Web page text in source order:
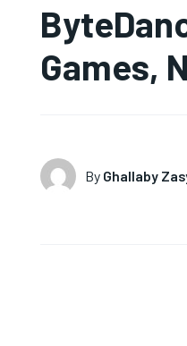
Games,
By Ghallaby